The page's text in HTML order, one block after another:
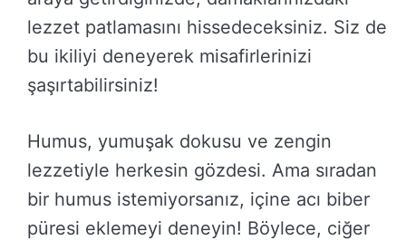
lezzet patlamasını hissedeceksiniz. Siz de
bu ikiliyi deneyerek misafirlerinizi
şaşırtabilirsiniz!
Humus, yumuşak dokusu ve zengin
lezzetiyle herkesin gözdesi. Ama sıradan
bir humus istemiyorsanız, içine acı biber
püresi eklemeyi deneyin! Böylece, ciğer